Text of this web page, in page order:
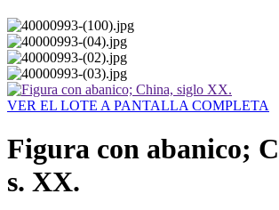
VER EL LOTE A PANTALLA COMPLETA
Figura con abanico;
s. XX.